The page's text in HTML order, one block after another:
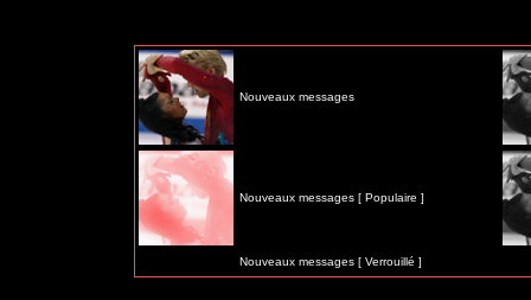
Nouveaux messages
Nouveaux messages [ Populaire ]
Nouveaux messages [ Verrouillé ]